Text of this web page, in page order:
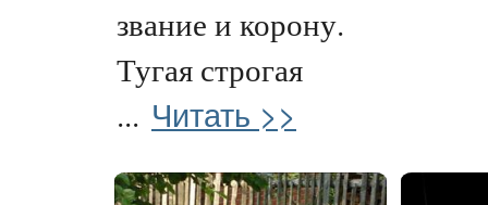
звание и корону.
Тугая строгая
... Читать >>